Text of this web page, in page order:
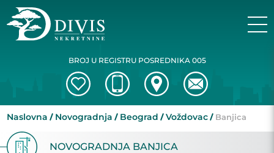
BROJ U REGISTRU POSREDNIKA 005
Naslovna Novogradnja Beograd Voždovac Banjica
NOVOGRADNJA BANJICA